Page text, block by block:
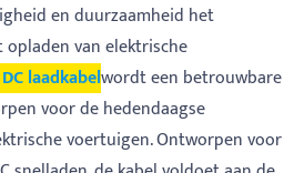
en duurzaamheid het
van elektrische
laadkabelwordt een betrouwbare
voor de hedendaagse
voertuigen. Ontworpen voor